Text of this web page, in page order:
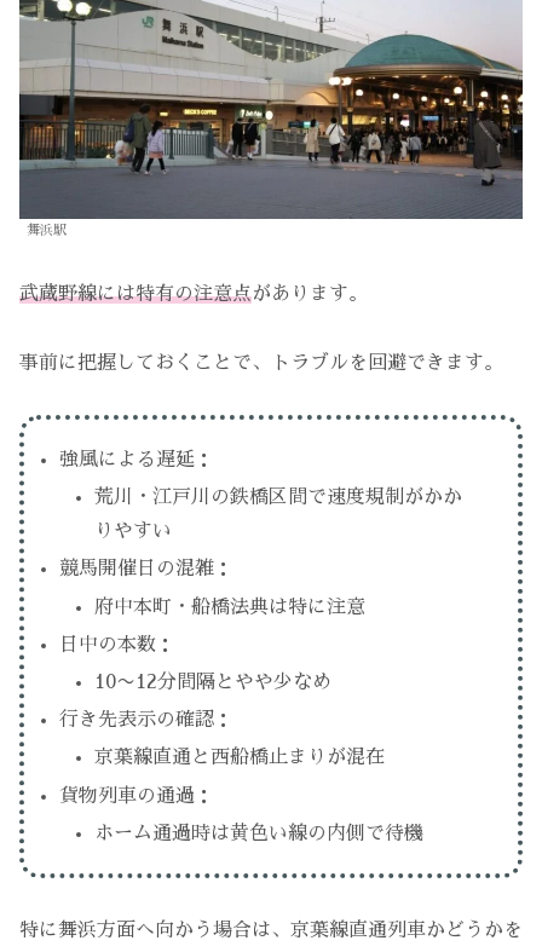
舞浜駅
武蔵野線には特有の注意点があります。
事前に把握しておくことで、トラブルを回避できます。
強風による遅延：
荒川・江戸川の鉄橋区間で速度規制がかか
りやすい
競馬開催日の混雑：
府中本町・船橋法典は特に注意
日中の本数：
10〜12分間隔とやや少なめ
行き先表示の確認：
京葉線直通と西船橋止まりが混在
貨物列車の通過：
ホーム通過時は黄色い線の内側で待機
特に舞浜方面へ向かう場合は、京葉線直通列車かどうかを